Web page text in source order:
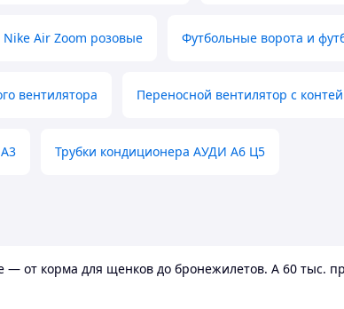
Nike Air Zoom розовые Футбольные ворота и
вентилятора Переносной вентилятор с
Трубки кондиционера АУДИ А6 Ц5
от корма для щенков до бронежилетов. А 60 тыс.